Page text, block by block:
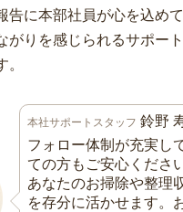
告に本部社員が心を込め
がりを感じられるサポー
。
本社サポートスタッフ 鈴野
フォロー体制が充実し
ての方もご安心ください
あなたのお掃除や整理
を存分に活かせます。